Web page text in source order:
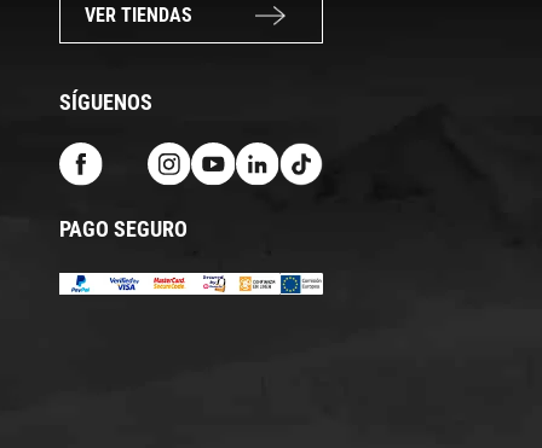
VER TIENDAS
SÍGUENOS
PAGO SEGURO